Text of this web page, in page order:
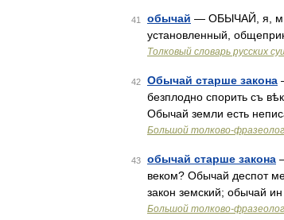
41 обычай — ОБЫЧАЙ, я, м
установленный,
Толковый словарь русских
42 Обычай старше закона
безплодно спорить съ
Обычай земли есть
Большой толково-
43 обычай старше закона
веком? Обычай деспот
закон земский; обычай
Большой толково-